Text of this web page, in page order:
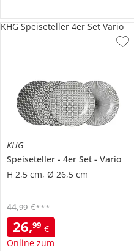
KHG
Speiseteller
4er Set
Vario
H 2,5 cm, Ø 26,5 cm
26,99 €
Online zum
44,99 €***
KHG Speiseteller 4er Set Vario